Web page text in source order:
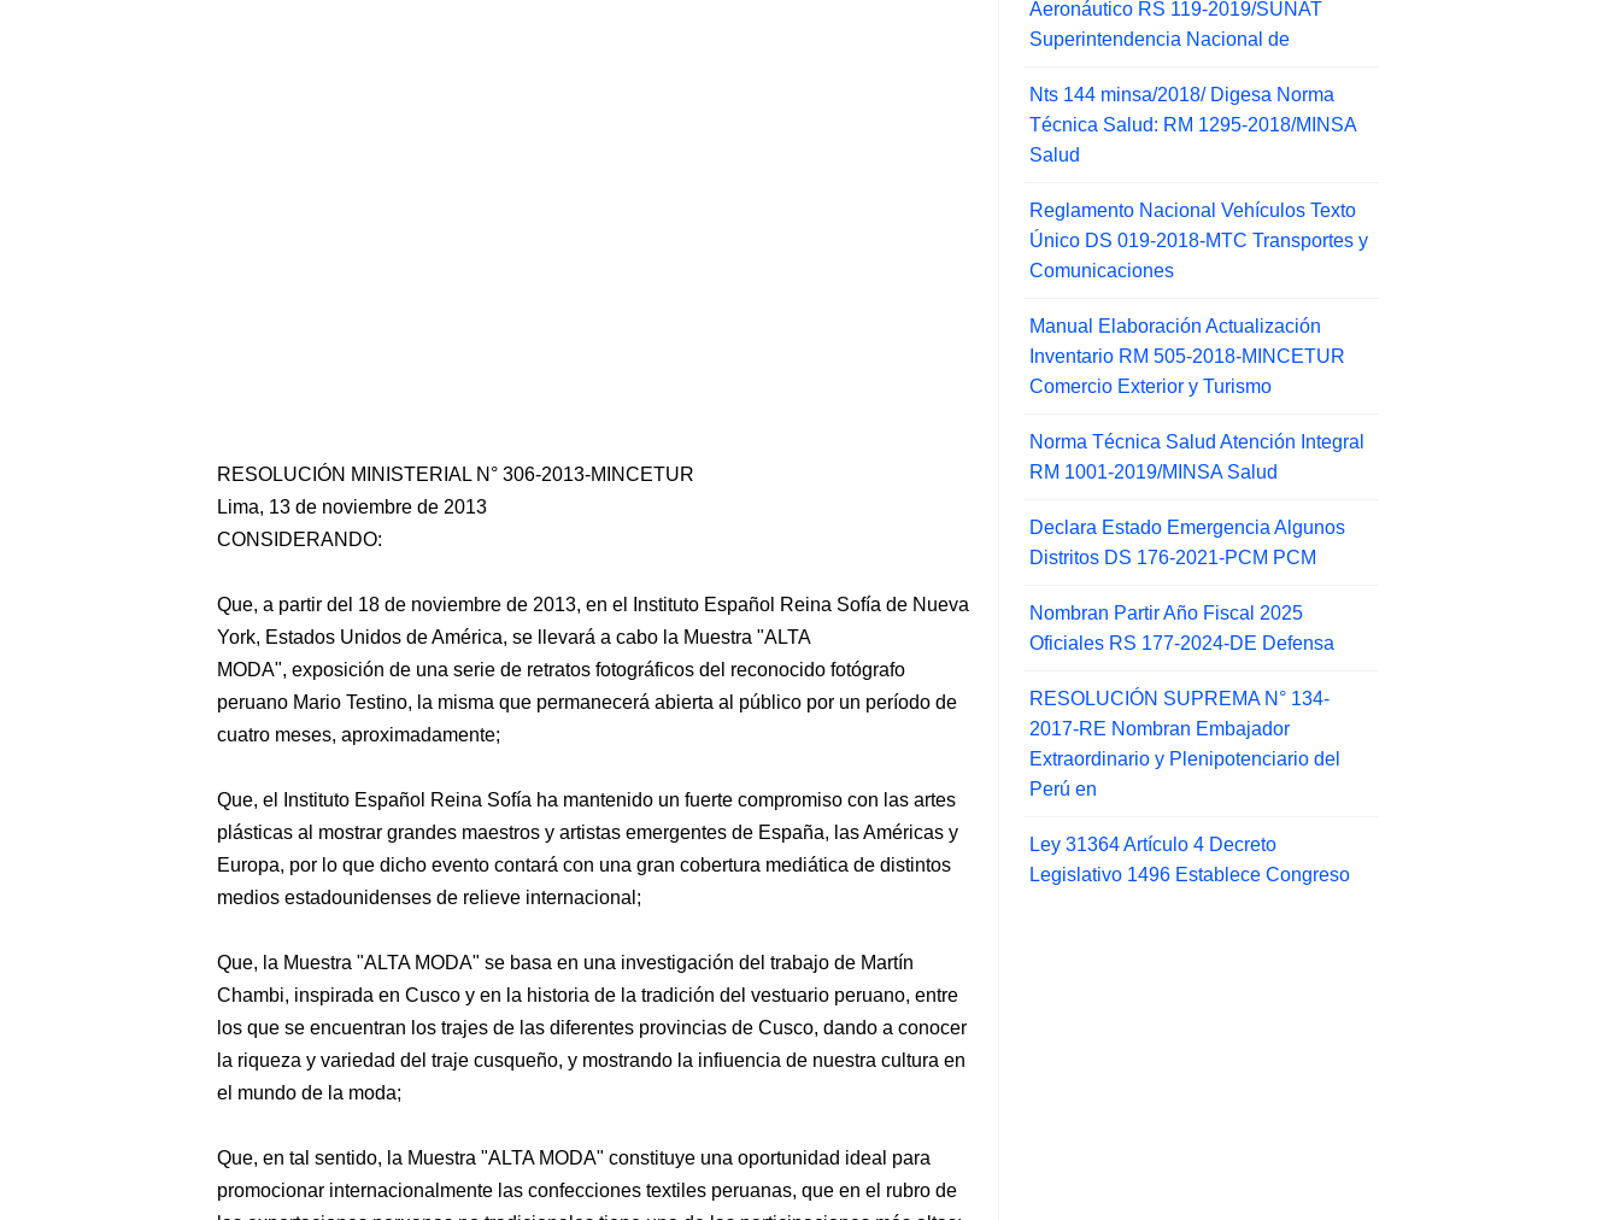
RESOLUCIÓN MINISTERIAL N° 306-2013-MINCETUR
Lima, 13 de noviembre de 2013
CONSIDERANDO:
Que, a partir del 18 de noviembre de 2013, en el Instituto Español Reina Sofía de Nueva
York, Estados Unidos de América, se llevará a cabo la Muestra "ALTA
MODA", exposición de una serie de retratos fotográficos del reconocido fotógrafo
peruano Mario Testino, la misma que permanecerá abierta al público por un período de
cuatro meses, aproximadamente;
Que, el Instituto Español Reina Sofía ha mantenido un fuerte compromiso con las artes
plásticas al mostrar grandes maestros y artistas emergentes de España, las Américas y
Europa, por lo que dicho evento contará con una gran cobertura mediática de distintos
medios estadounidenses de relieve internacional;
Que, la Muestra "ALTA MODA" se basa en una investigación del trabajo de Martín
Chambi, inspirada en Cusco y en la historia de la tradición del vestuario peruano, entre
los que se encuentran los trajes de las diferentes provincias de Cusco, dando a conocer
la riqueza y variedad del traje cusqueño, y mostrando la infiuencia de nuestra cultura en
el mundo de la moda;
Que, en tal sentido, la Muestra "ALTA MODA" constituye una oportunidad ideal para
promocionar internacionalmente las confecciones textiles peruanas, que en el rubro de
Aeronáutico RS 119-2019/SUNAT
Superintendencia Nacional de
Nts 144 minsa/2018/ Digesa Norma
Técnica Salud: RM 1295-2018/MINSA
Salud
Reglamento Nacional Vehículos Texto
Único DS 019-2018-MTC Transportes y
Comunicaciones
Manual Elaboración Actualización
Inventario RM 505-2018-MINCETUR
Comercio Exterior y Turismo
Norma Técnica Salud Atención Integral
RM 1001-2019/MINSA Salud
Declara Estado Emergencia Algunos
Distritos DS 176-2021-PCM PCM
Nombran Partir Año Fiscal 2025
Oficiales RS 177-2024-DE Defensa
RESOLUCIÓN SUPREMA N° 134-
2017-RE Nombran Embajador
Extraordinario y Plenipotenciario del
Perú en
Ley 31364 Artículo 4 Decreto
Legislativo 1496 Establece Congreso